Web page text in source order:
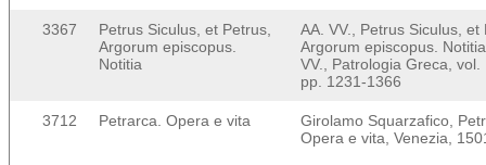
3367
Petrus Siculus, et Petrus,
Argorum episcopus.
Notitia
AA. VV., Petrus Siculus, et
Argorum episcopus.
VV., Patrologia Greca, vol.
pp. 1231-1366
3712 Petrarca. Opera e vita
Girolamo Squarzafico,
Opera e vita, Venezia,